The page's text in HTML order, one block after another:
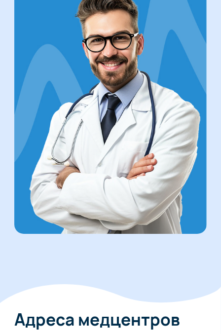
Адреса медцентров